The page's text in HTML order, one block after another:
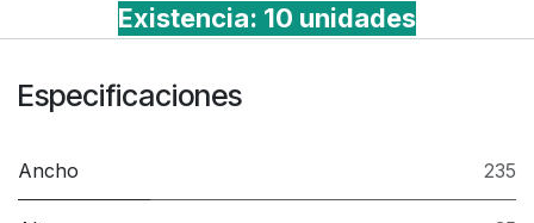
Existencia: 10 unidades
Especificaciones
Ancho 235